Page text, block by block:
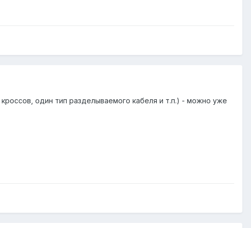
один тип разделываемого кабеля и т.п.) - можно уже